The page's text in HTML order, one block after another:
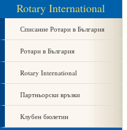
Rotary International
Списание Ротари в България
Ротари в България
Rotary International
Партньорски връзки
Клубен бюлетин